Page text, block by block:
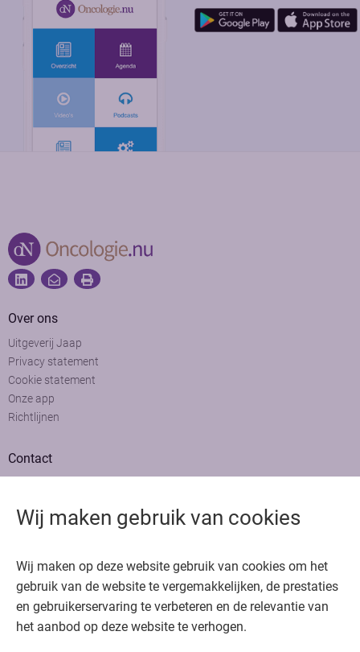
Wij maken gebruik van cookies
Wij maken op deze website gebruik van cookies om het
gebruik van de website te vergemakkelijken, de prestaties
en gebruikerservaring te verbeteren en de relevantie van
het aanbod op deze website te verhogen.
Bedankt voor het bezoeken van Oncologie.nu
Krijg gratis toegang in 30 seconden of log in om verder te gaan
Over ons
Uitgeverij Jaap
Privacy statement
Cookie statement
Onze app
Richtlijnen
Contact
Adverteren
Copyright © 2026. Uitgeverij Jaap. Alle rechten voorbehouden.